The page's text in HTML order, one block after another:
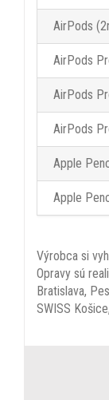
AirPods
AirPods
AirPods
AirPods
Apple
Apple
Výrobca si
Opravy sú
Bratislava,
SWISS